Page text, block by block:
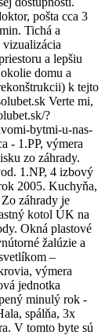
pošta cca 3
Tichá a
a lepšiu
domu a
k tejto
Verte mi,
?
bytmi-u-nas-
- 1.PP, výmera
zo záhrady.
1.NP, 4 izbový
2005. Kuchyňa,
záhrady je
kotol ÚK na
Okná plastové
žalúzie a
–
výmera
jednotka
minulý rok -
spálňa, 3x
V tomto byte sú